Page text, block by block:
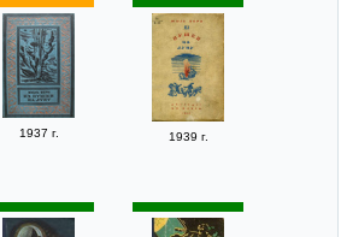
1937 г. 1939 г.